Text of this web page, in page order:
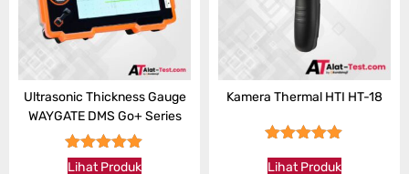
Ultrasonic Thickness Gauge
WAYGATE DMS Go+ Series
★★★★★
Lihat Produk
Kamera Thermal HTI HT-18
Lihat Produk